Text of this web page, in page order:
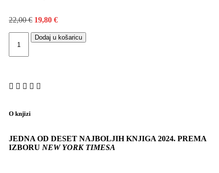
22,00€ 19,80 €
Dodaj u košaricu
O knjizi
JEDNA OD DESET NAJBOLJIH KNJIGA 2024. PREMA
IZBORU NEW YORK TIMESA